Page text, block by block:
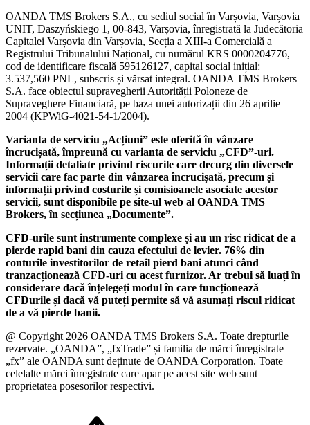
OANDA TMS Brokers S.A., cu sediul social în Varșovia, Varșovia
UNIT, Daszyńskiego 1, 00-843, Varșovia, înregistrată la Judecătoria
Capitalei Varșovia din Varșovia, Secția a XIII-a Comercială a
Registrului Tribunalului Național, cu numărul KRS 0000204776,
cod de identificare fiscală 595126127, capital social inițial:
3.537,560 PNL, subscris și vărsat integral. OANDA TMS Brokers
S.A. face obiectul supravegherii Autorității Poloneze de
Supraveghere Financiară, pe baza unei autorizații din 26 aprilie
2004 (KPWiG-4021-54-1/2004).
Varianta de serviciu „Acțiuni” este oferită în vânzare
încrucișată, împreună cu varianta de serviciu „CFD”-uri.
Informații detaliate privind riscurile care decurg din diversele
servicii care fac parte din vânzarea încrucișată, precum și
informații privind costurile și comisioanele asociate acestor
servicii, sunt disponibile pe site-ul web al OANDA TMS
Brokers, în secțiunea „Documente”.
CFD-urile sunt instrumente complexe și au un risc ridicat de a
pierde rapid bani din cauza efectului de levier. 76% din
conturile investitorilor de retail pierd bani atunci când
tranzacționează CFD-uri cu acest furnizor. Ar trebui să luați în
considerare dacă înțelegeți modul în care funcționează
CFDurile și dacă vă puteți permite să vă asumați riscul ridicat
de a vă pierde banii.
@ Copyright 2026 OANDA TMS Brokers S.A. Toate drepturile
rezervate. „OANDA”, „fxTrade” și familia de mărci înregistrate
„fx” ale OANDA sunt deținute de OANDA Corporation. Toate
celelalte mărci înregistrate care apar pe acest site web sunt
proprietatea posesorilor respectivi.